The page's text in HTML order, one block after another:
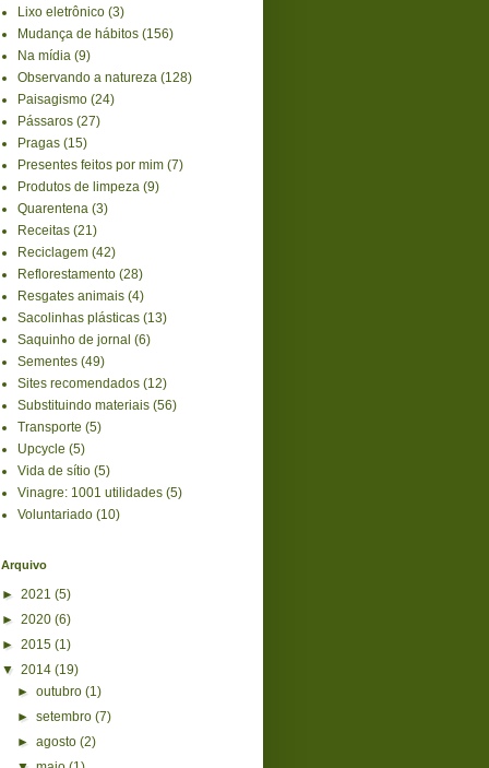
Lixo eletrônico (3)
Mudança de hábitos (156)
Na mídia (9)
Observando a natureza (128)
Paisagismo (24)
Pássaros (27)
Pragas (15)
Presentes feitos por mim (7)
Produtos de limpeza (9)
Quarentena (3)
Receitas (21)
Reciclagem (42)
Reflorestamento (28)
Resgates animais (4)
Sacolinhas plásticas (13)
Saquinho de jornal (6)
Sementes (49)
Sites recomendados (12)
Substituindo materiais (56)
Transporte (5)
Upcycle (5)
Vida de sítio (5)
Vinagre: 1001 utilidades (5)
Voluntariado (10)
Arquivo
► 2021 (5)
► 2020 (6)
► 2015 (1)
▼ 2014 (19)
►outubro(1)
►setembro(7)
►agosto(2)